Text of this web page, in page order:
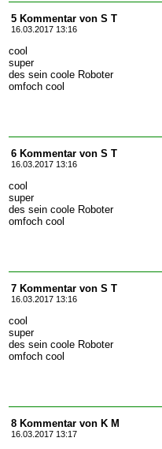
5 Kommentar von S T
16.03.2017 13:16
cool
super
des sein coole Roboter
omfoch cool
6 Kommentar von S T
16.03.2017 13:16
cool
super
des sein coole Roboter
omfoch cool
7 Kommentar von S T
16.03.2017 13:16
cool
super
des sein coole Roboter
omfoch cool
8 Kommentar von K M
16.03.2017 13:17